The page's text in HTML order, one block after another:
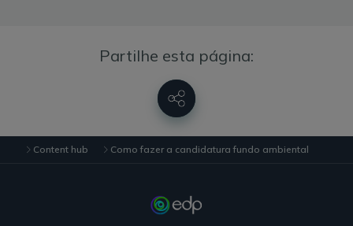
Se não encontrar o email,verifique o Spam
2. Faça login na sua Área Reservada
Aceda à páginaPAE+S 2023(Programa de Apoio a
Edifícios + Sustentáveis) e faça login na suaÁrea
candidaturas, bem como submetê-las para avaliação
Partilhe esta página:
Content hub Como fazer a candidatura fundo ambiental